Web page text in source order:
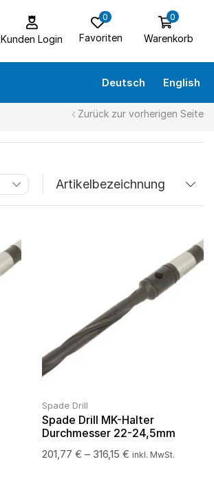
Kunden Login
0
Favoriten
0
Warenkorb
Deutsch English
Zurück zur vorherigen Seite
Spade Drill
Spade Drill MK-Halter
Durchmesser 22-24,5mm
201,77 € – 316,15 € inkl. MwSt.